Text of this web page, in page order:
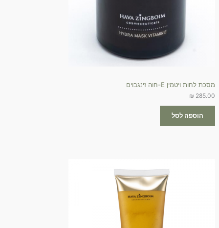
מסכת לחות ויטמין E-חוה זינגבוים
285.00
₪
הוספה לסל